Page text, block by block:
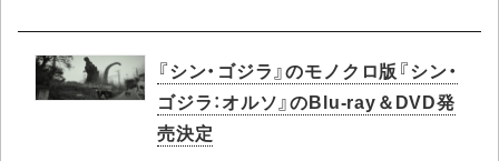
『シン・ゴジラ』のモノクロ版『シン・
ゴジラ：オルソ』のBlu-ray＆DVD発
売決定